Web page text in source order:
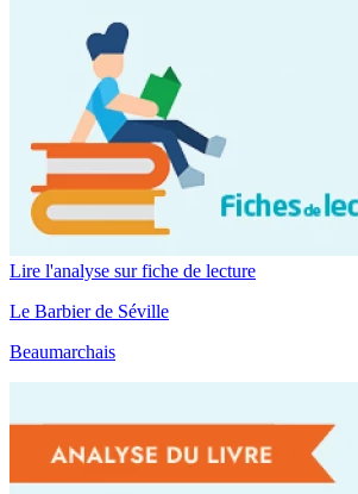
Lire l'analyse sur fiche de lecture
Le Barbier de Séville
Beaumarchais